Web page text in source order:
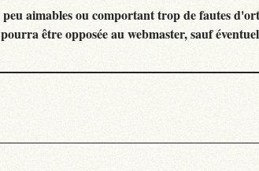
aimables ou comportant trop de fautes
être opposée au webmaster, sauf